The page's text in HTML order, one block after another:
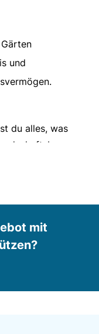
und
du alles, was
anlegen
und Bäume
z.B. Radlader,
mit